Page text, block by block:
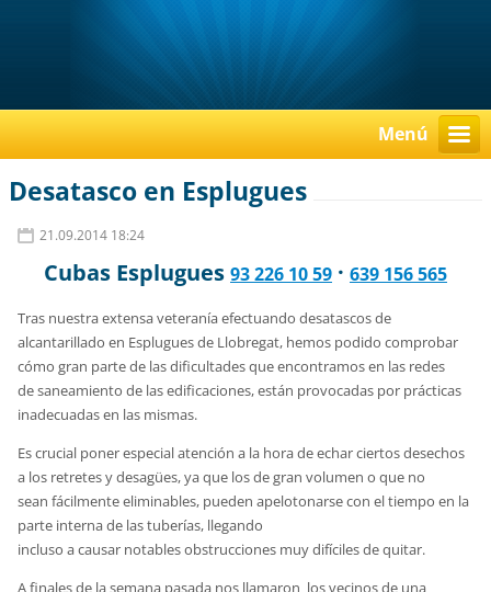
Menú
Desatasco en Esplugues
21.09.2014 18:24
Cubas Esplugues 93 226 10 59 · 639 156 565
Tras nuestra extensa veteranía efectuando desatascos de
alcantarillado en Esplugues de Llobregat, hemos podido comprobar
cómo gran parte de las dificultades que encontramos en las redes
de saneamiento de las edificaciones, están provocadas por prácticas
inadecuadas en las mismas.
Es crucial poner especial atención a la hora de echar ciertos desechos
a los retretes y desagües, ya que los de gran volumen o que no
sean fácilmente eliminables, pueden apelotonarse con el tiempo en la
parte interna de las tuberías, llegando
incluso a causar notables obstrucciones muy difíciles de quitar.
A finales de la semana pasada nos llamaron los vecinos de una